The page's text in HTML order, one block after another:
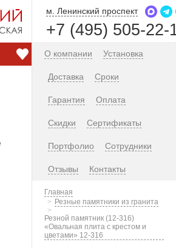
м. Ленинский проспект
+7 (495) 505-22-
О компании Установка
Доставка Сроки
Гарантия Оплата
Скидки Сертификаты
Портфолио Сотрудники
Отзывы Контакты
Главная
Резные памятники из гранита
Резной памятник (12-316)
«Овальная плита с крестом и
цветами» 12-316